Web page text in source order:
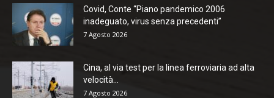
Covid, Conte “Piano pandemico 2006
inadeguato, virus senza precedenti”
7 Agosto 2026
Cina, al via test per la linea ferroviaria ad alta
velocità...
7 Agosto 2026